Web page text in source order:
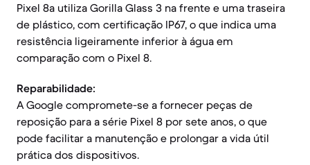
Pixel 8a utiliza Gorilla Glass 3 na frente e uma traseira
de plástico, com certificação IP67, o que indica uma
resistência ligeiramente inferior à água em
comparação com o Pixel 8.
Reparabilidade:
A Google compromete-se a fornecer peças de
reposição para a série Pixel 8 por sete anos, o que
pode facilitar a manutenção e prolongar a vida útil
prática dos dispositivos.